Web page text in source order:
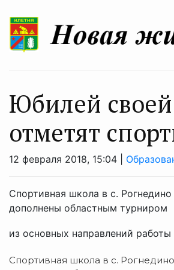
Юбилей
отметят
12 февраля 2018, 15:04 |
Спортивная школа в с.
дополнены областным турниром
из основных направлений
Спортивная школа в с.